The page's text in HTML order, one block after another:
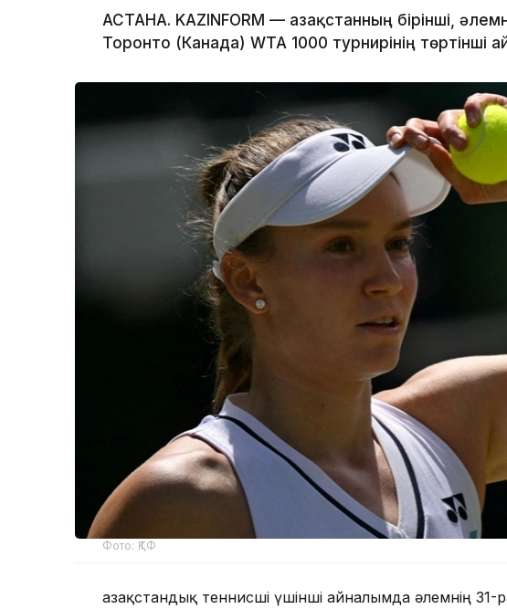
АСТАНА. KAZINFORM — Қазақстанның бірінші,
Торонто (Канада) WTA 1000 турнирінің
Фото: ҚТФ
Қазақстандық теннисші үшінші айналымда әлемнің